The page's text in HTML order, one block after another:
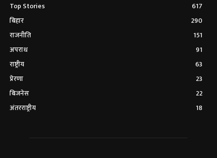
Top Stories
617
बिहार
290
राजनीति
151
अपराध
91
राष्ट्रीय
63
प्रेरणा
23
बिजनेस
22
अंतरराष्ट्रीय
18